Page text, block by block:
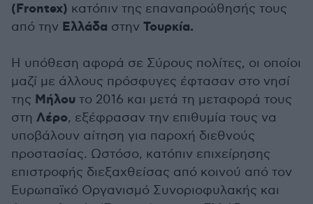
(Frontex) κατόπιν της επαναπροώθησής τους
από την Ελλάδα στην Τουρκία.
Η υπόθεση αφορά σε Σύρους πολίτες, οι οποίοι
μαζί με άλλους πρόσφυγες έφτασαν στο νησί
της Μήλου το 2016 και μετά τη μεταφορά τους
στη Λέρο, εξέφρασαν την επιθυμία τους να
υποβάλουν αίτηση για παροχή διεθνούς
προστασίας. Ωστόσο, κατόπιν επιχείρησης
επιστροφής διεξαχθείσας από κοινού από τον
Ευρωπαϊκό Οργανισμό Συνοριοφυλακής και